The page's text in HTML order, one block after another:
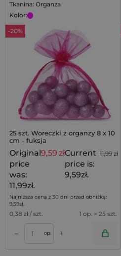
Tkanina: Organza
Kolor:
-20%
25 szt. Woreczki z organzy 8 x 10
cm - fuksja
11,99 zł
Original
price
was:
11,99zł.
9,59 złCurrent
price is:
9,59zł.
Najniższa cena z 30 dni przed obniżką:
9,59zł.
0,38 zł / szt. 1 op. = 25 szt.
– op. + Dodaj do koszyka